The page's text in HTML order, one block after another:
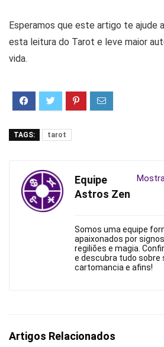
Esperamos que este artigo te ajude
esta leitura do Tarot e leve maior
vida.
TAGS: tarot
Equipe
Astros Zen
Somos uma equipe
apaixonados por
regiliões e magia.
e descubra tudo
cartomancia e afins!
Artigos Relacionados